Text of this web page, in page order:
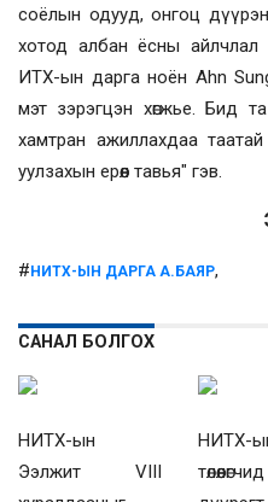
соёлын одууд, онгоц
хотод албан ёсны айлчлал
ИТХ-ын дарга ноён Ahn
мэт зэрэгцэн хөгжье. Бид
хамтран ажиллахдаа
уулзахын ерөөл тавья" гэв.
# НИТХ-ЫН ДАРГА А.БАЯР,
САНАЛ БОЛГОХ
НИТХ-ын
Ээлжит VIII
НИТХ-